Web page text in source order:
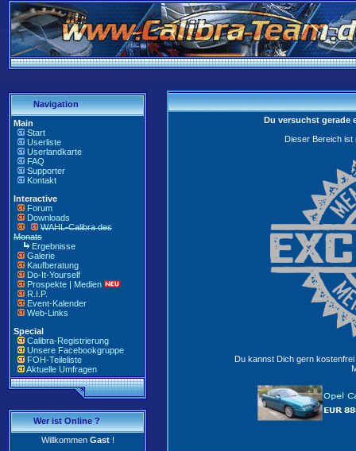
Navigation
Main
Start
Userliste
Userlandkarte
FAQ
Supporter
Kontakt
Interactive
Forum
Downloads
WAHL-Calibra des
Monats
Ergebnisse
Galerie
Kaufberatung
Do-It-Yourself
Prospekte | Medien
R.I.P.
Event-Kalender
Web-Links
Special
Calibra-Registrierung
Unsere Facebookgruppe
FOH-Teileliste
Aktuelle Umfragen
Wer ist Online ?
WillkommenGast!
Du versuchst gerade
Dieser Bereich ist
Du kannst Dich gern kostenfrei